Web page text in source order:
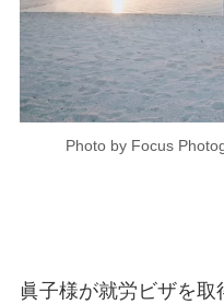
Photo by Focus
眞子様が就労ビザを取